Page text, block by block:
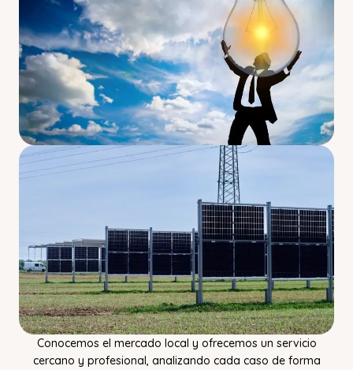
Conocemos el mercado local y ofrecemos un servicio
cercano y profesional, analizando cada caso de forma